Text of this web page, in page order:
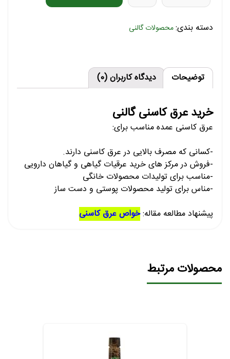
دسته بندی:محصولات گالنی
توضیحات دیدگاه کاربران (0)
خرید عرق کاسنی گالنی
عرق کاسنی عمده مناسب برای:
-کسانی که مصرف بالایی در عرق کاسنی دارند.
-فروش در مرکز های خرید عرقیات گیاهی و گیاهان دارویی
-مناسب برای تولیدات محصولات خانگی
-مناس برای تولید محصولات پوستی و دست ساز
پیشنهاد مطالعه مقاله:خواص عرق کاسنی
محصولات مرتبط